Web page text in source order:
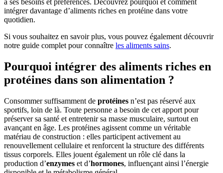
intégrer davantage d’aliments riches en protéine dans votre
quotidien.
Si vous souhaitez en savoir plus, vous pouvez également découvrir
notre guide complet pour connaître les aliments sains.
Pourquoi intégrer des aliments riches en
protéines dans son alimentation ?
Consommer suffisamment de protéines n’est pas réservé aux
sportifs, loin de là. Toute personne a besoin de cet apport pour
préserver sa santé et entretenir sa masse musculaire, surtout en
avançant en âge. Les protéines agissent comme un véritable
matériau de construction : elles participent activement au
renouvellement cellulaire et renforcent la structure des différents
tissus corporels. Elles jouent également un rôle clé dans la
production d’enzymes et d’hormones, influençant ainsi l’énergie